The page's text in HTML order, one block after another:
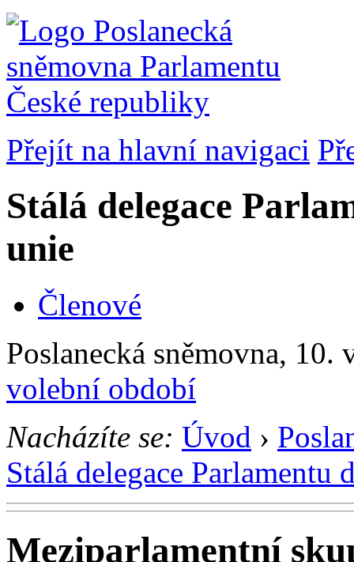
Přejít na hlavní navigaci
Stálá delegace
unie
Členové
Poslanecká sněmovna,
volební období
Nacházíte se: Úvod ›
Stálá delegace
Meziparlamentní